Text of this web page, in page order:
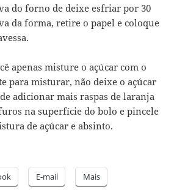
do forno de deixe esfriar por 30
da forma, retire o papel e coloque
apenas misture o açúcar com o
para misturar, não deixe o açúcar
adicionar mais raspas de laranja
na superfície do bolo e pincele
de açúcar e absinto.
E-mail Mais